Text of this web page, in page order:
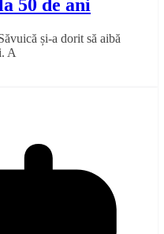
50 de ani
și-a dorit să aibă
A